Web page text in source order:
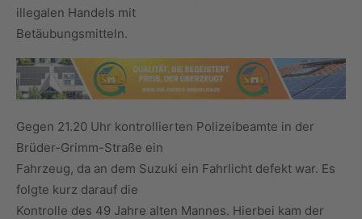
illegalen Handels mit
Betäubungsmitteln.
Gegen 21.20 Uhr kontrollierten Polizeibeamte in der
Brüder-Grimm-Straße ein
Fahrzeug, da an dem Suzuki ein Fahrlicht defekt war. Es
folgte kurz darauf die
Kontrolle des 49 Jahre alten Mannes. Hierbei kam der